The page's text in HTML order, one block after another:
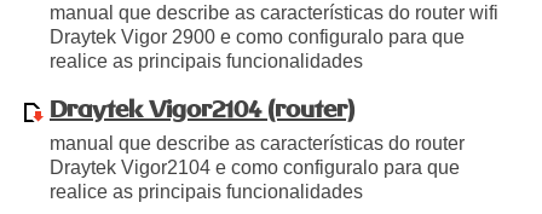
manual que describe as características do router wifi
Draytek Vigor 2900 e como configuralo para que
realice as principais funcionalidades
Draytek Vigor2104 (router)
manual que describe as características do router
Draytek Vigor2104 e como configuralo para que
realice as principais funcionalidades